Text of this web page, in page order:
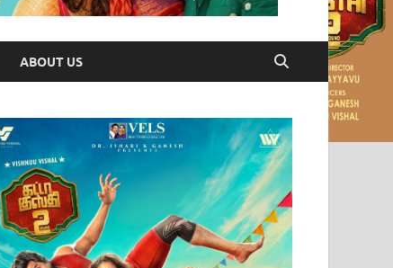
ABOUT US